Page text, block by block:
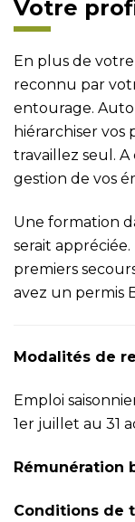
Votre
En plus de
reconnu par
entourage.
hiérarchiser
travaillez seul. A
gestion de vos
Une formation
serait appréciée.
premiers
avez un permis
Modalités de
Emploi
1er juillet au 31
Rémunération
Conditions de